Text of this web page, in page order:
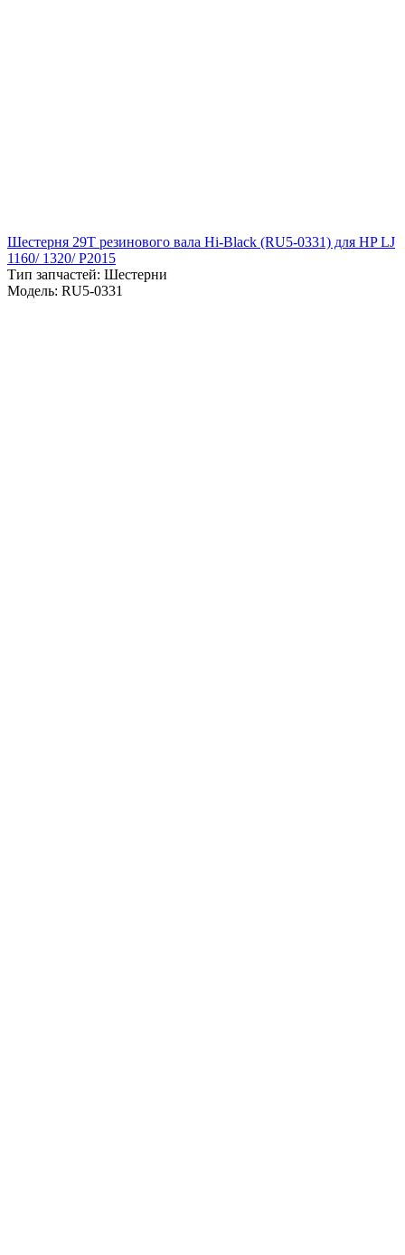
Шестерня 29T резинового вала Hi-Black (RU5-0331) для HP LJ
1160/ 1320/ P2015
Тип запчастей: Шестерни
Модель: RU5-0331